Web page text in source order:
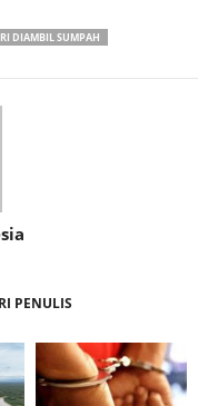
DIAMBIL SUMPAH
PENULIS